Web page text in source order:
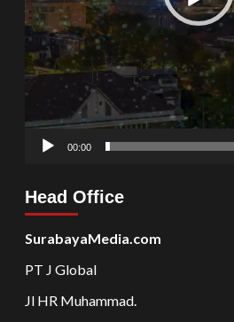
00:00
Head Office
SurabayaMedia.com
PT J Global
Jl HR Muhammad.